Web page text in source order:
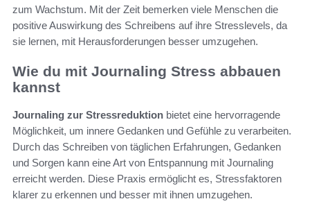
zum Wachstum. Mit der Zeit bemerken viele Menschen die
positive Auswirkung des Schreibens auf ihre Stresslevels, da
sie lernen, mit Herausforderungen besser umzugehen.
Wie du mit Journaling Stress abbauen
kannst
Journaling zur Stressreduktion bietet eine hervorragende
Möglichkeit, um innere Gedanken und Gefühle zu verarbeiten.
Durch das Schreiben von täglichen Erfahrungen, Gedanken
und Sorgen kann eine Art von Entspannung mit Journaling
erreicht werden. Diese Praxis ermöglicht es, Stressfaktoren
klarer zu erkennen und besser mit ihnen umzugehen.